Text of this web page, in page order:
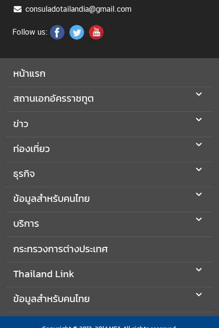
ก
ะ
ร
ว
ก
ร
ต่
ง
ร
เ
ศ
T
h
i
a
n
consuladotailandia@gmail.com
Follow us:
หน้าแรก
สถานเอกอัครราชทูต
ข่าว
ท่องเที่ยว
ธุรกิจ
ข้อมูลสำหรับคนไทย
บริการ
กระทรวงการต่างประเทศ
Thailand Link
ข้อมูลสำหรับคนไทย